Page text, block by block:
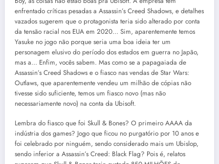
enfrentado críticas pesadas a Assassin’s Creed Shadows, e detalhes
vazados sugerem que o protagonista teria sido alterado por conta
da tensão racial nos EUA em 2020… Sim, aparentemente temos
Yasuke no jogo não porque seria uma boa ideia ter um
personagem elusivo do período dos estados em guerra no Japão,
mas a… Enfim, vocês sabem. Mas como se a papagaiada de
Assassin’s Creed Shadows e o fiasco nas vendas de Star Wars:
Outlaws, que aparentemente vendeu um milhão de cópias não
tivesse sido suficiente, temos um fiasco novo (mas não
necessariamente novo) na conta da Ubisoft.
Lembra do fiasco que foi Skull & Bones? O primeiro AAAA da
indústria dos games? Jogo que ficou no purgatório por 10 anos e
foi celebrado por ninguém, sendo considerado mais um Ubislop,
sendo inferior a Assassin’s Creed: Black Flag? Pois é, relatos